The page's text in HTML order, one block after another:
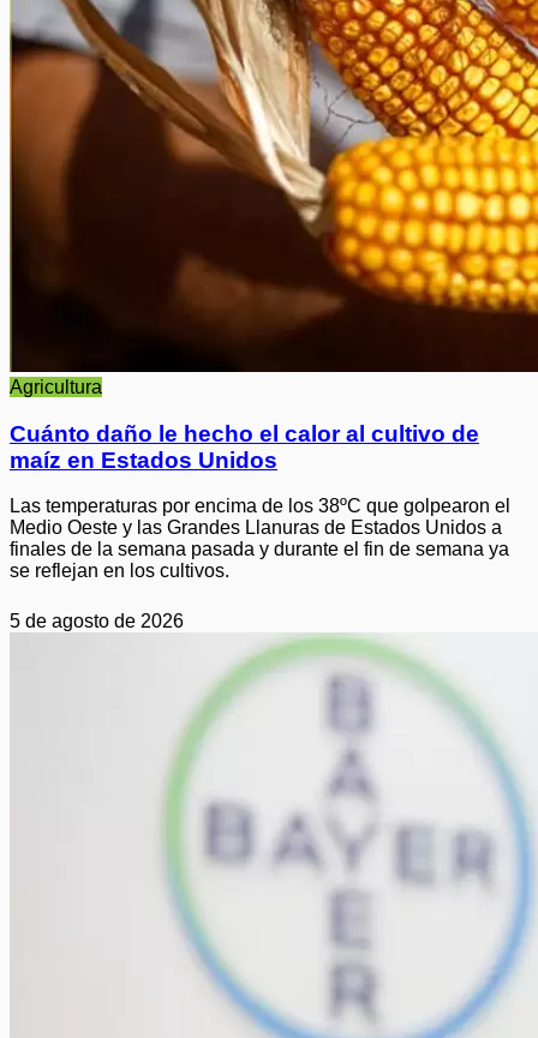
Agricultura
Cuánto daño le hecho el calor al cultivo de
maíz en Estados Unidos
Las temperaturas por encima de los 38ºC que golpearon el
Medio Oeste y las Grandes Llanuras de Estados Unidos a
finales de la semana pasada y durante el fin de semana ya
se reflejan en los cultivos.
5 de agosto de 2026